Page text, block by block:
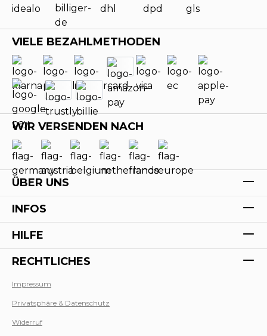
VIELE BEZAHLMETHODEN
WIR VERSENDEN NACH
ÜBER UNS
INFOS
HILFE
RECHTLICHES
Impressum
Privatsphäre & Datenschutz
Widerruf